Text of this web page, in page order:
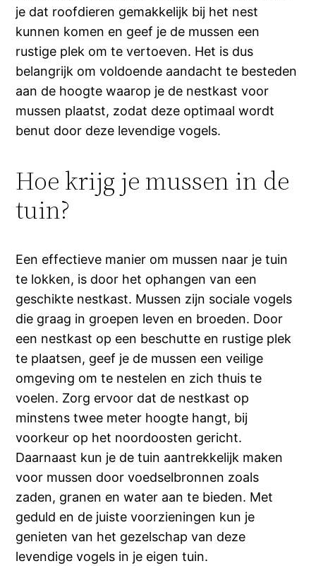
je dat roofdieren gemakkelijk bij het nest
kunnen komen en geef je de mussen een
rustige plek om te vertoeven. Het is dus
belangrijk om voldoende aandacht te besteden
aan de hoogte waarop je de nestkast voor
mussen plaatst, zodat deze optimaal wordt
benut door deze levendige vogels.
Hoe krijg je mussen in de
tuin?
Een effectieve manier om mussen naar je tuin
te lokken, is door het ophangen van een
geschikte nestkast. Mussen zijn sociale vogels
die graag in groepen leven en broeden. Door
een nestkast op een beschutte en rustige plek
te plaatsen, geef je de mussen een veilige
omgeving om te nestelen en zich thuis te
voelen. Zorg ervoor dat de nestkast op
minstens twee meter hoogte hangt, bij
voorkeur op het noordoosten gericht.
Daarnaast kun je de tuin aantrekkelijk maken
voor mussen door voedselbronnen zoals
zaden, granen en water aan te bieden. Met
geduld en de juiste voorzieningen kun je
genieten van het gezelschap van deze
levendige vogels in je eigen tuin.